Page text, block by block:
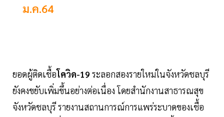
ม.ค.64
ยอดผู้ติดเชื้อโควิด-19 ระลอกสองรายใหม่ในจังหวัดชลบุรี
ยังคงขยับเพิ่มขึ้นอย่างต่อเนื่อง โดยสำนักงานสาธารณสุข
จังหวัดชลบุรี รายงานสถานการณ์การแพร่ระบาดของเชื้อ